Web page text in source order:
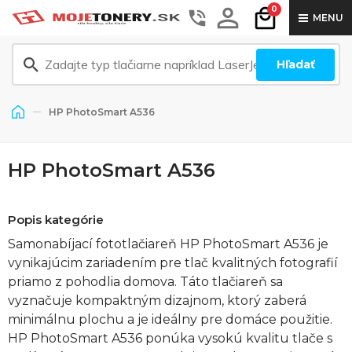
0
MENU
Hľadať
HP PhotoSmart A536
HP PhotoSmart A536
Popis kategórie
Samonabíjací fototlačiareň HP PhotoSmart A536 je
vynikajúcim zariadením pre tlač kvalitných fotografií
priamo z pohodlia domova. Táto tlačiareň sa
vyznačuje kompaktným dizajnom, ktorý zaberá
minimálnu plochu a je ideálny pre domáce použitie.
HP PhotoSmart A536 ponúka vysokú kvalitu tlače s